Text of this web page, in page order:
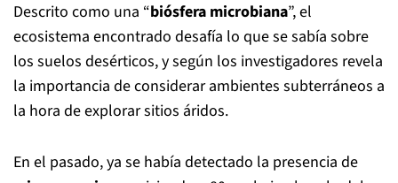
Descrito como una “biósfera microbiana”, el
ecosistema encontrado desafía lo que se sabía sobre
los suelos desérticos, y según los investigadores revela
la importancia de considerar ambientes subterráneos a
la hora de explorar sitios áridos.
En el pasado, ya se había detectado la presencia de